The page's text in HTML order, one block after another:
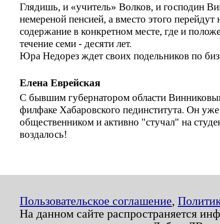
Глядишь, и «учитель» Волков, и господин
немереной пенсией, а вместо этого перейдут
содержание в конкретном месте, где и
течение семи - десяти лет.
Юра Недорез ждет своих подельников по
Елена Еврейская
С бывшим губернатором области
филфаке Хабаровского пединститута. Он
общественником и активно "стучал" на
воздалось!
Пользовательское соглашение,
На данном сайте распространяется